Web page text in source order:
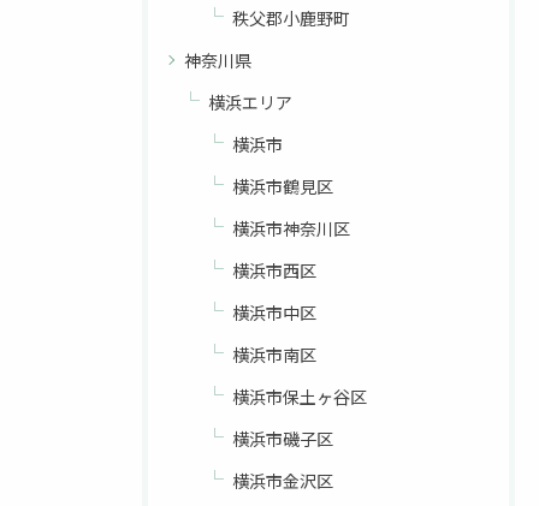
秩父郡小鹿野町
神奈川県
横浜エリア
横浜市
横浜市鶴見区
横浜市神奈川区
横浜市西区
横浜市中区
横浜市南区
横浜市保土ヶ谷区
横浜市磯子区
横浜市金沢区
お問い合わせはこちら